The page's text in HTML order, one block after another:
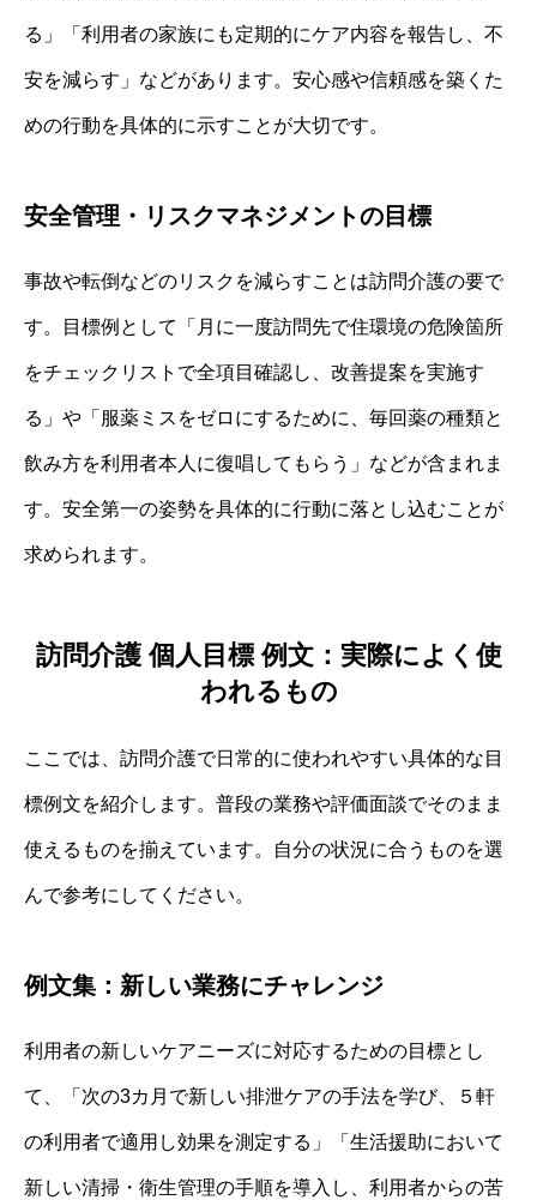
る」「利用者の家族にも定期的にケア内容を報告し、不
安を減らす」などがあります。安心感や信頼感を築くた
めの行動を具体的に示すことが大切です。
安全管理・リスクマネジメントの目標
事故や転倒などのリスクを減らすことは訪問介護の要で
す。目標例として「月に一度訪問先で住環境の危険箇所
をチェックリストで全項目確認し、改善提案を実施す
る」や「服薬ミスをゼロにするために、毎回薬の種類と
飲み方を利用者本人に復唱してもらう」などが含まれま
す。安全第一の姿勢を具体的に行動に落とし込むことが
求められます。
訪問介護 個人目標 例文：実際によく使
われるもの
ここでは、訪問介護で日常的に使われやすい具体的な目
標例文を紹介します。普段の業務や評価面談でそのまま
使えるものを揃えています。自分の状況に合うものを選
んで参考にしてください。
例文集：新しい業務にチャレンジ
利用者の新しいケアニーズに対応するための目標とし
て、「次の3カ月で新しい排泄ケアの手法を学び、５軒
の利用者で適用し効果を測定する」「生活援助において
新しい清掃・衛生管理の手順を導入し、利用者からの苦